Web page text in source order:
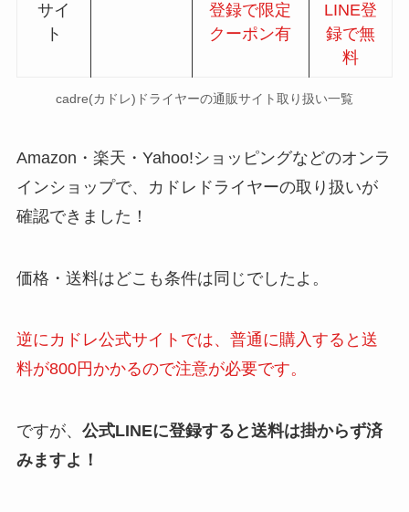
サイ
ト
登録で限定
クーポン有
LINE登
録で無
料
cadre(カドレ)ドライヤーの通販サイト取り扱い一覧
Amazon・楽天・Yahoo!ショッピングなどのオンラ
インショップで、
カドレドライヤーの取り扱いが
確認できました！
価格・送料はどこも条件は同じでしたよ。
逆にカドレ公式サイトでは、普通に購入すると送
料が800円かかるので注意が必要です。
ですが、 公式LINEに登録すると送料は掛からず済
みますよ！